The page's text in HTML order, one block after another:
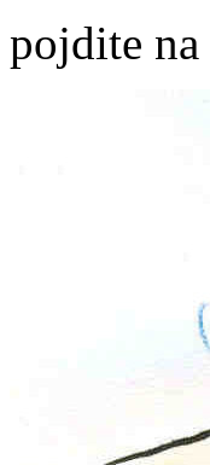
pojdite na